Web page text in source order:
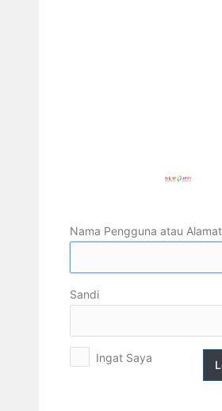
Log
Nama Pengguna atau
Sandi
Ingat Saya